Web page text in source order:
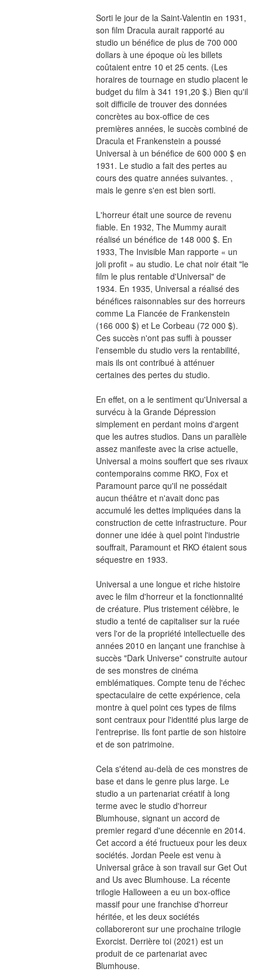
Sorti le jour de la Saint-Valentin en 1931,
son film Dracula aurait rapporté au
studio un bénéfice de plus de 700 000
dollars à une époque où les billets
coûtaient entre 10 et 25 cents. (Les
horaires de tournage en studio placent le
budget du film à 341 191,20 $.) Bien qu'il
soit difficile de trouver des données
concrètes au box-office de ces
premières années, le succès combiné de
Dracula et Frankenstein a poussé
Universal à un bénéfice de 600 000 $ en
1931. Le studio a fait des pertes au
cours des quatre années suivantes. ,
mais le genre s'en est bien sorti.
L'horreur était une source de revenu
fiable. En 1932, The Mummy aurait
réalisé un bénéfice de 148 000 $. En
1933, The Invisible Man rapporte « un
joli profit » au studio. Le chat noir était "le
film le plus rentable d'Universal" de
1934. En 1935, Universal a réalisé des
bénéfices raisonnables sur des horreurs
comme La Fiancée de Frankenstein
(166 000 $) et Le Corbeau (72 000 $).
Ces succès n'ont pas suffi à pousser
l'ensemble du studio vers la rentabilité,
mais ils ont contribué à atténuer
certaines des pertes du studio.
En effet, on a le sentiment qu'Universal a
survécu à la Grande Dépression
simplement en perdant moins d'argent
que les autres studios. Dans un parallèle
assez manifeste avec la crise actuelle,
Universal a moins souffert que ses rivaux
contemporains comme RKO, Fox et
Paramount parce qu'il ne possédait
aucun théâtre et n'avait donc pas
accumulé les dettes impliquées dans la
construction de cette infrastructure. Pour
donner une idée à quel point l'industrie
souffrait, Paramount et RKO étaient sous
séquestre en 1933.
Universal a une longue et riche histoire
avec le film d'horreur et la fonctionnalité
de créature. Plus tristement célèbre, le
studio a tenté de capitaliser sur la ruée
vers l'or de la propriété intellectuelle des
années 2010 en lançant une franchise à
succès "Dark Universe" construite autour
de ses monstres de cinéma
emblématiques. Compte tenu de l'échec
spectaculaire de cette expérience, cela
montre à quel point ces types de films
sont centraux pour l'identité plus large de
l'entreprise. Ils font partie de son histoire
et de son patrimoine.
Cela s'étend au-delà de ces monstres de
base et dans le genre plus large. Le
studio a un partenariat créatif à long
terme avec le studio d'horreur
Blumhouse, signant un accord de
premier regard d'une décennie en 2014.
Cet accord a été fructueux pour les deux
sociétés. Jordan Peele est venu à
Universal grâce à son travail sur Get Out
and Us avec Blumhouse. La récente
trilogie Halloween a eu un box-office
massif pour une franchise d'horreur
héritée, et les deux sociétés
collaboreront sur une prochaine trilogie
Exorcist. Derrière toi (2021) est un
produit de ce partenariat avec
Blumhouse.